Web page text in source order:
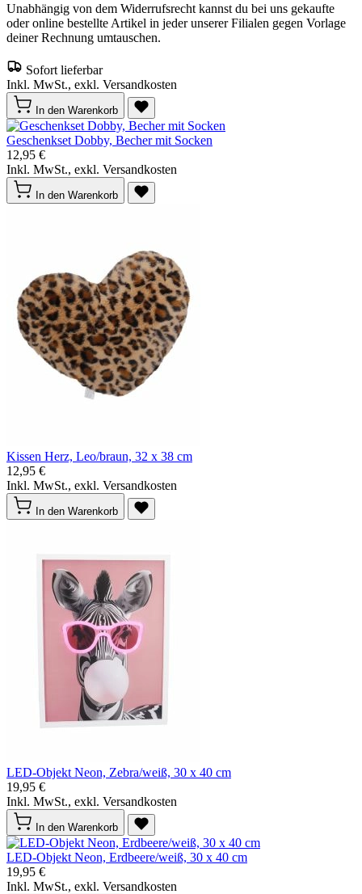
Unabhängig von dem Widerrufsrecht kannst du bei uns gekaufte
oder online bestellte Artikel in jeder unserer Filialen gegen Vorlage
deiner Rechnung umtauschen.
Sofort lieferbar
Inkl. MwSt., exkl. Versandkosten
In den Warenkorb
Geschenkset Dobby, Becher mit Socken
12,95 €
Inkl. MwSt., exkl. Versandkosten
In den Warenkorb
Kissen Herz, Leo/braun, 32 x 38 cm
12,95 €
Inkl. MwSt., exkl. Versandkosten
In den Warenkorb
LED-Objekt Neon, Zebra/weiß, 30 x 40 cm
19,95 €
Inkl. MwSt., exkl. Versandkosten
In den Warenkorb
LED-Objekt Neon, Erdbeere/weiß, 30 x 40 cm
19,95 €
Inkl. MwSt., exkl. Versandkosten